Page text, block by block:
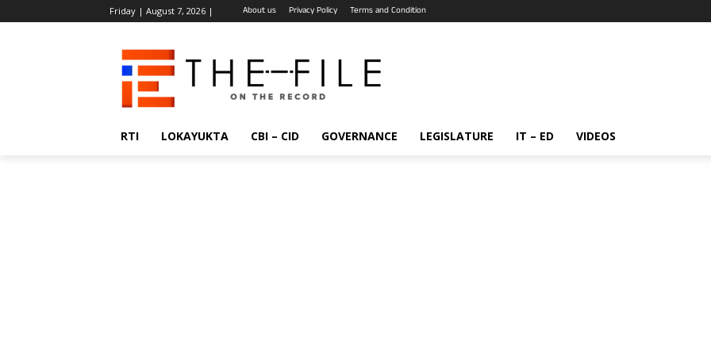
Friday | August 7, 2026 | About us Privacy Policy Terms and Condition
RTI LOKAYUKTA CBI – CID GOVERNANCE LEGISLATURE IT – ED VIDEOS